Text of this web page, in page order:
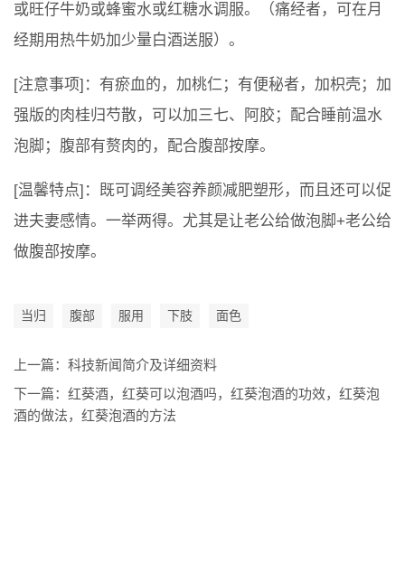
或旺仔牛奶或蜂蜜水或红糖水调服。（痛经者，可在月
经期用热牛奶加少量白酒送服）。
[注意事项]：有瘀血的，加桃仁；有便秘者，加枳壳；加
强版的肉桂归芍散，可以加三七、阿胶；配合睡前温水
泡脚；腹部有赘肉的，配合腹部按摩。
[温馨特点]：既可调经美容养颜减肥塑形，而且还可以促
进夫妻感情。一举两得。尤其是让老公给做泡脚+老公给
做腹部按摩。
当归 腹部 服用 下肢 面色
上一篇： 科技新闻简介及详细资料
下一篇： 红葵酒，红葵可以泡酒吗，红葵泡酒的功效，红葵泡
酒的做法，红葵泡酒的方法